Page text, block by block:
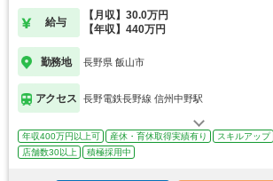
給与
【月収】30.0万円
【年収】440万円
勤務地 長野県 飯山市
アクセス 長野電鉄長野線 信州中野駅
年収400万円以上可 産休・育休取得実績有り スキルアップ
店舗数30以上
積極採用中